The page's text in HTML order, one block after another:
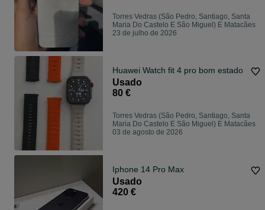
Torres Vedras (São Pedro, Santiago, Santa
Maria Do Castelo E São Miguel) E Matacães
23 de julho de 2026
Huawei Watch fit 4 pro bom estado
Usado
80 €
Torres Vedras (São Pedro, Santiago, Santa
Maria Do Castelo E São Miguel) E Matacães
03 de agosto de 2026
Iphone 14 Pro Max
Usado
420 €